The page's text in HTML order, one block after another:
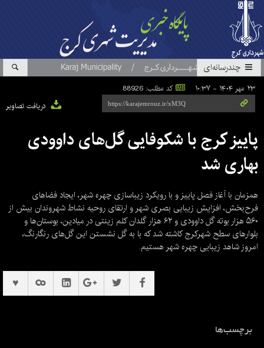
چندرسانه‌ای
۲۳ مهر ۱۴۰۴ - ۱۰:۳۷
کد مطلب: 88926
دریافت تصاویر
پاییز کرج با شکوفایی گل‌های داوودی
بهاری شد
همزمان با آغاز فصل پاییز و با رویکرد زیباسازی چهره شهر، ایجاد فضاهای
فرح‌بخش، افزایش زیبایی بصری شهر و ارتقای روحیه نشاط شهروندان بیش از
۵۶۰ هزار بوته گل داوودی و ۶۲ هزار گلدان کلم زینتی در میادین، بوستان‌ها و
بلوارهای سطح شهرکرج کاشته شد که با به گل نشستن این گل‌های رنگارنگ،
امروز شاهد زیبایی چهره شهر هستیم.
برچسب‌ها